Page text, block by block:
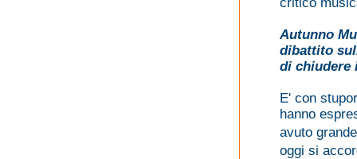
Autunno
dibattito
di
E' con
hanno
avuto
oggi si